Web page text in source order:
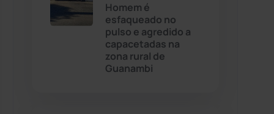
Chapada Diamantina
Homem é
esfaqueado no
pulso e agredido a
capacetadas na
zona rural de
Guanambi